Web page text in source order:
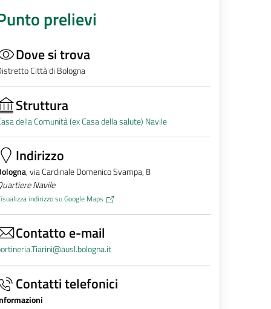
prelievi
Dove si trova
Città di Bologna
Struttura
della Comunità (ex Casa della salute) Navile
Indirizzo
, via Cardinale Domenico Svampa, 8
Navile
indirizzo su Google Maps
Contatto e-mail
Contatti telefonici